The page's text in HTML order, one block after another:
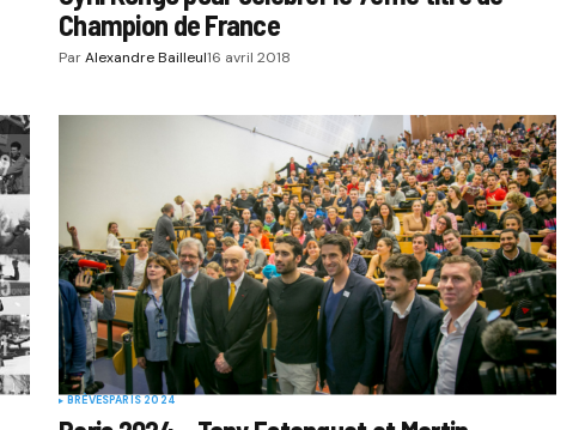
Champion de France
ParAlexandre Bailleul16 avril 2018
BRÈVESPARIS 2024